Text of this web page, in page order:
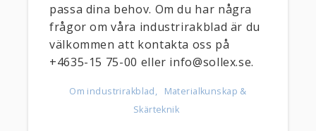
passa dina behov. Om du har några
frågor om våra industrirakblad är du
välkommen att kontakta oss på
+4635-15 75-00 eller info@sollex.se.
Om industrirakblad
Materialkunskap &
Skärteknik